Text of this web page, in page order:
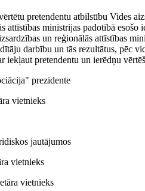
pretendentu atbilstību Vides
attīstības ministrijas padotībā esošo
un reģionālās attīstības
darbību un tās rezultātus, pēc
iekļaut pretendentu un ierēdņu
prezidente
vietnieks
jautājumos
vietnieks
vietnieks